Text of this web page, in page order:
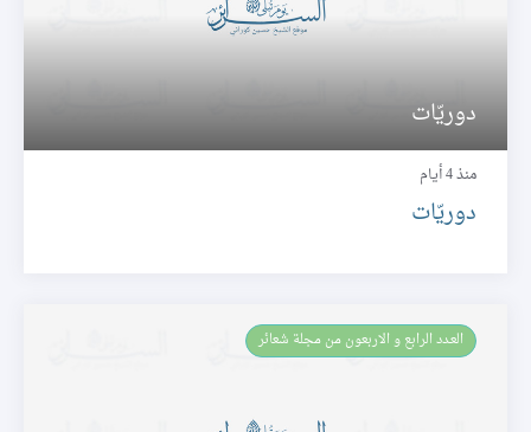
دوريّات
منذ 4 أيام
دوريّات
العـدد الرابع و الاربعون من مجلة شعائر